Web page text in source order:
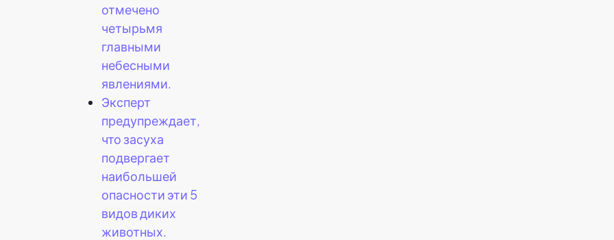
отмечено
четырьмя
главными
небесными
явлениями.
Эксперт
предупреждает,
что засуха
подвергает
наибольшей
опасности эти 5
видов диких
животных.